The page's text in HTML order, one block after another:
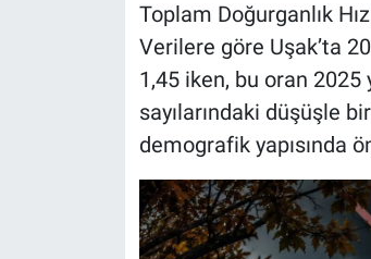
Toplam Doğurganlık
Verilere göre Uşak’ta
1,45 iken, bu oran 2025
sayılarındaki düşüşle
demografik yapısında